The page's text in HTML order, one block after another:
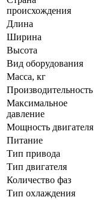
происхождения
Длина
Ширина
Высота
Вид оборудования
Масса, кг
Производительность
Максимальное
давление
Мощность двигателя
Питание
Тип привода
Тип двигателя
Количество фаз
Тип охлаждения